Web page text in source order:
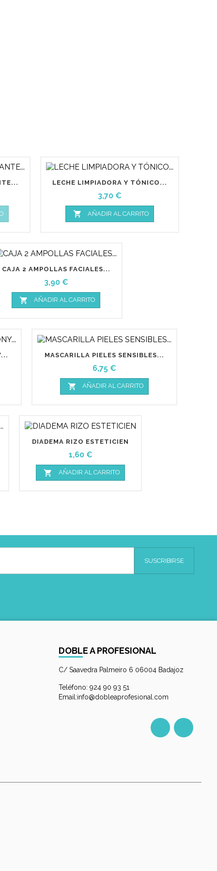
LECHE LIMPIADORA Y TÓNICO...
Precio
3,70 €
 AÑADIR AL CARRITO
CAJA 2 AMPOLLAS FACIALES...
Precio
3,90 €
 AÑADIR AL CARRITO
MASCARILLA PIELES SENSIBLES...
Precio
6,75 €
 AÑADIR AL CARRITO
DIADEMA RIZO ESTETICIEN
Precio
1,60 €
 AÑADIR AL CARRITO
DOBLE A PROFESIONAL
C/ Saavedra Palmeiro 6 06004 Badajoz
Teléfono: 924 90 93 51
Email:info@dobleaprofesional.com
Facebook